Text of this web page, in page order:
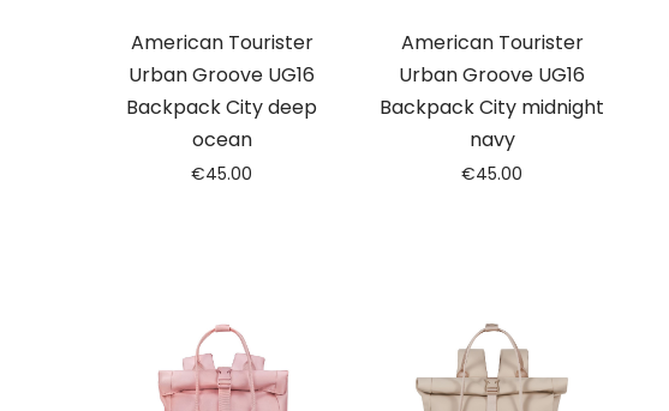
American Tourister
Urban Groove UG16
Backpack City deep
ocean
€45.00
American Tourister
Urban Groove UG16
Backpack City midnight
navy
€45.00